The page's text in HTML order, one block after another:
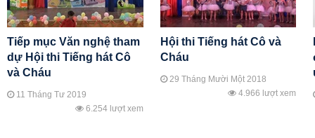
Tiếp mục Văn nghệ tham
dự Hội thi Tiếng hát Cô
và Cháu
11 Tháng Tư 2019
6.254 lượt xem
Hội thi Tiếng hát Cô và
Cháu
29 Tháng Mười Một 2018
4.966 lượt xem